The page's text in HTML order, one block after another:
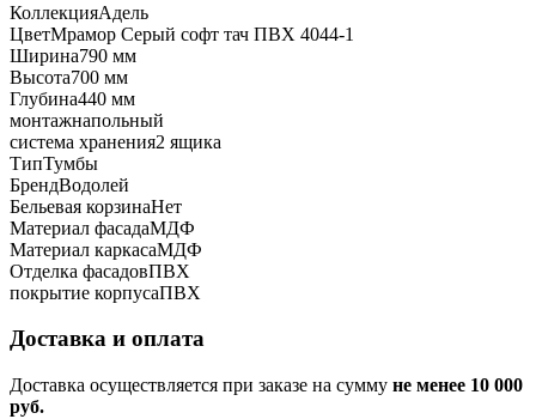
КоллекцияАдель
ЦветМрамор Серый софт тач ПВХ 4044-1
Ширина790 мм
Высота700 мм
Глубина440 мм
монтажнапольный
система хранения2 ящика
ТипТумбы
БрендВодолей
Бельевая корзинаНет
Материал фасадаМДФ
Материал каркасаМДФ
Отделка фасадовПВХ
покрытие корпусаПВХ
Доставка и оплата
Доставка осуществляется при заказе на сумму не менее 10 000
руб.